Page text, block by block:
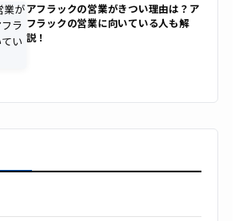
アフラックの営業がきつい理由は？ア
フラックの営業に向いている人も解
説！